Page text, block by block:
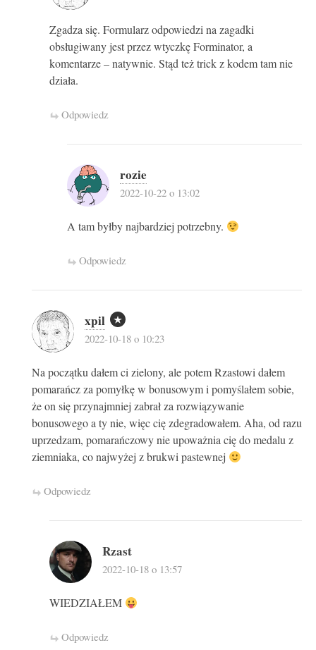
Zgadza się. Formularz odpowiedzi na zagadki
obsługiwany jest przez wtyczkę Forminator, a
komentarze – natywnie. Stąd też trick z kodem tam nie
działa.
Odpowiedz
rozie
2022-10-22 o 13:02
A tam byłby najbardziej potrzebny.
Odpowiedz
xpil
2022-10-18 o 10:23
Na początku dałem ci zielony, ale potem Rzastowi dałem
pomarańcz za pomyłkę w bonusowym i pomyślałem sobie,
że on się przynajmniej zabrał za rozwiązywanie
bonusowego a ty nie, więc cię zdegradowałem. Aha, od razu
uprzedzam, pomarańczowy nie upoważnia cię do medalu z
ziemniaka, co najwyżej z brukwi pastewnej
Odpowiedz
Rzast
2022-10-18 o 13:57
WIEDZIAŁEM
Odpowiedz